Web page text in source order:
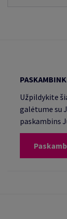
Užpildykite
galėtume su
paskambins